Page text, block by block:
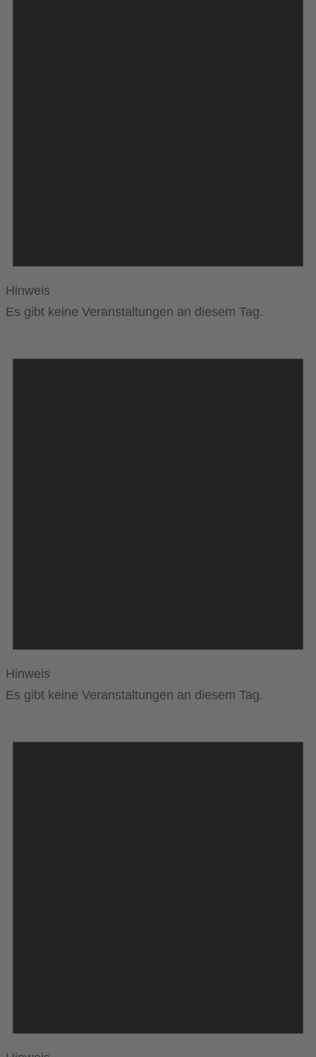
Hinweis
Es gibt keine Veranstaltungen an diesem Tag.
Hinweis
Es gibt keine Veranstaltungen an diesem Tag.